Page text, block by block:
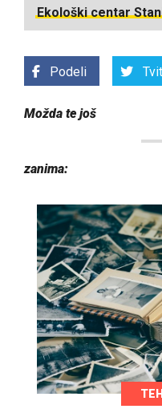
Ekološki centar
Podeli
Možda te još
zanima: